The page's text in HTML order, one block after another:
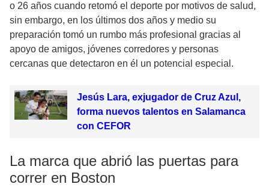
o 26 años cuando retomó el deporte por motivos de salud,
sin embargo, en los últimos dos años y medio su
preparación tomó un rumbo más profesional gracias al
apoyo de amigos, jóvenes corredores y personas
cercanas que detectaron en él un potencial especial.
Jesús Lara, exjugador de Cruz Azul,
forma nuevos talentos en Salamanca
con CEFOR
La marca que abrió las puertas para
correr en Boston